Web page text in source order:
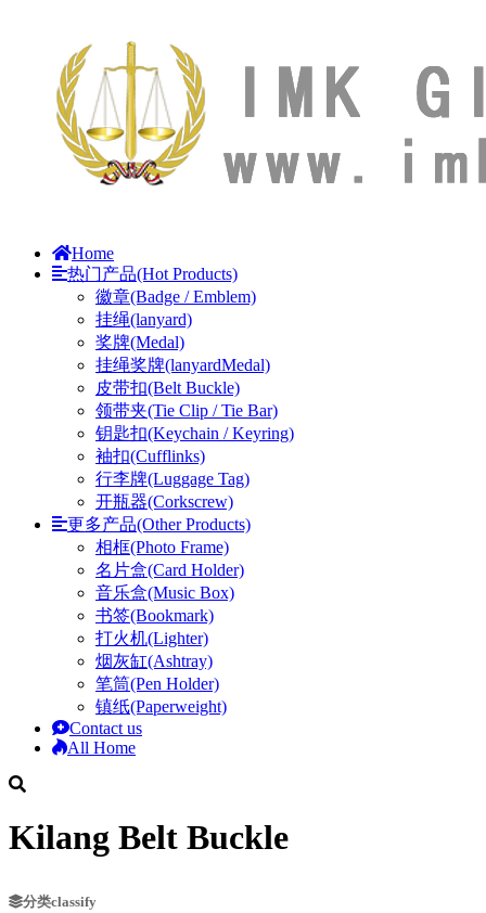
Home
热门产品(Hot Products)
徽章(Badge / Emblem)
挂绳(lanyard)
奖牌(Medal)
挂绳奖牌(lanyardMedal)
皮带扣(Belt Buckle)
领带夹(Tie Clip / Tie Bar)
钥匙扣(Keychain / Keyring)
袖扣(Cufflinks)
行李牌(Luggage Tag)
开瓶器(Corkscrew)
更多产品(Other Products)
相框(Photo Frame)
名片盒(Card Holder)
音乐盒(Music Box)
书签(Bookmark)
打火机(Lighter)
烟灰缸(Ashtray)
笔筒(Pen Holder)
镇纸(Paperweight)
Contact us
All Home
Kilang Belt Buckle
分类classify